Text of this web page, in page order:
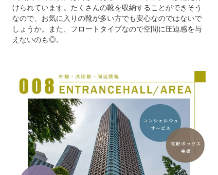
けられています。たくさんの靴を収納することができそう
なので、お気に入りの靴が多い方でも安心なのではないで
しょうか。また、フロートタイプなので空間に圧迫感を与
えないのも◎。